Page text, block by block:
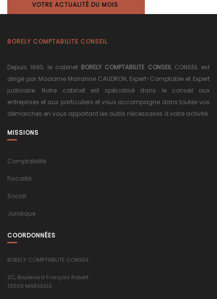
VOTRE ACTUALITÉ DU MOIS
BORELY COMPTABILITE CONSEIL
Depuis 1993, le cabinet BORELY COMPTABILITE CONSEILCONSEIL est
dirigé par Madame Marianne CAUDRON, Expert-Comptable et Expert
judiciaire. Notre cabinet est spécialisé dans le conseil aux
entreprises et aux particuliers et vous accompagne dans toutes vos
démarches en vous apportant les outils nécessaires à votre activité.
MISSIONS
Comptabilité
Fiscalité
Social
Juridique
COORDONNÉES
BORELY COMPTABILITE CONSEIL
2C, Boulevard François Robert
13009 MARSEILLE